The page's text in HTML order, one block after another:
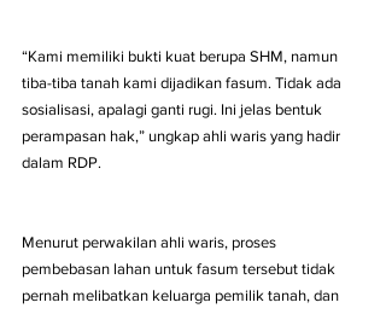
“Kami memiliki bukti kuat berupa SHM, namun
tiba-tiba tanah kami dijadikan fasum. Tidak ada
sosialisasi, apalagi ganti rugi. Ini jelas bentuk
perampasan hak,” ungkap ahli waris yang hadir
dalam RDP.
Menurut perwakilan ahli waris, proses
pembebasan lahan untuk fasum tersebut tidak
pernah melibatkan keluarga pemilik tanah, dan